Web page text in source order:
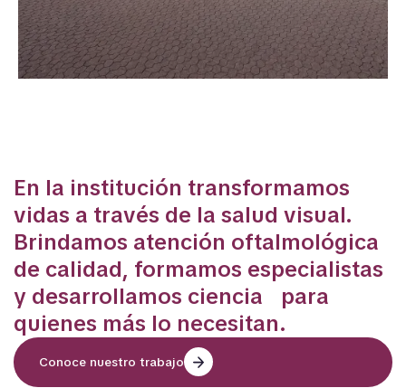
En la institución transformamos
vidas a través de la salud visual.
Brindamos atención oftalmológica
de calidad, formamos especialistas
y desarrollamos ciencia para
quienes más lo necesitan.
Conoce nuestro trabajo